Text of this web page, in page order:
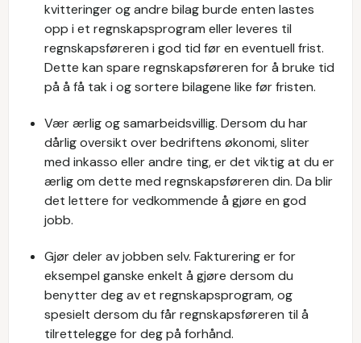
kvitteringer og andre bilag burde enten lastes
opp i et regnskapsprogram eller leveres til
regnskapsføreren i god tid før en eventuell frist.
Dette kan spare regnskapsføreren for å bruke tid
på å få tak i og sortere bilagene like før fristen.
Vær ærlig og samarbeidsvillig. Dersom du har
dårlig oversikt over bedriftens økonomi, sliter
med inkasso eller andre ting, er det viktig at du er
ærlig om dette med regnskapsføreren din. Da blir
det lettere for vedkommende å gjøre en god
jobb.
Gjør deler av jobben selv. Fakturering er for
eksempel ganske enkelt å gjøre dersom du
benytter deg av et regnskapsprogram, og
spesielt dersom du får regnskapsføreren til å
tilrettelegge for deg på forhånd.